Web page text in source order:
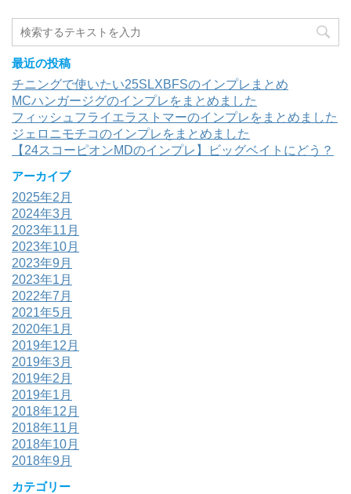
最近の投稿
チニングで使いたい25SLXBFSのインプレまとめ
MCハンガージグのインプレをまとめました
フィッシュフライエラストマーのインプレをまとめました
ジェロニモチコのインプレをまとめました
【24スコーピオンMDのインプレ】ビッグベイトにどう？
アーカイブ
2025年2月
2024年3月
2023年11月
2023年10月
2023年9月
2023年1月
2022年7月
2021年5月
2020年1月
2019年12月
2019年3月
2019年2月
2019年1月
2018年12月
2018年11月
2018年10月
2018年9月
カテゴリー